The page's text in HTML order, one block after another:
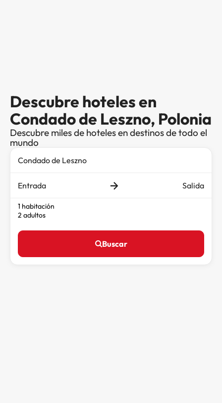
Descubre hoteles en
Condado de Leszno, Polonia
Descubre miles de hoteles en destinos de todo el
mundo
Entrada Salida
1 habitación
2 adultos
Buscar